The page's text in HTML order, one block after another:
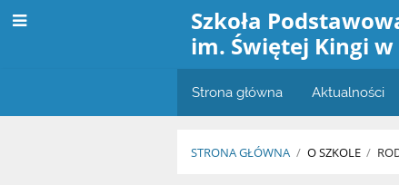
Szkoła
im. Świętej Kingi w
Strona główna Aktualności
STRONA GŁÓWNA / O SZKOLE /